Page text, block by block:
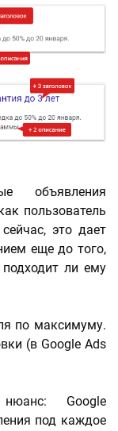
объявления
пользователь
это дает
еще до того,
ли ему
по максимуму.
(в Google Ads
Google
под каждое